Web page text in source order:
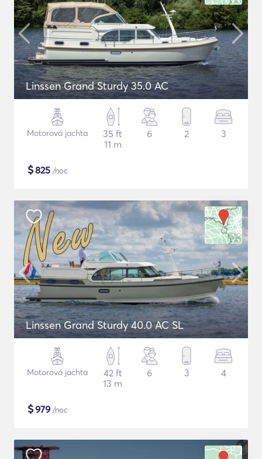
Linssen Grand Sturdy 35.0 AC
Motorová jachta
35 ft
11 m
6 2 3
$825 /noc
Linssen Grand Sturdy 40.0 AC SL
Motorová jachta
42 ft
13 m
6 3 4
$979 /noc